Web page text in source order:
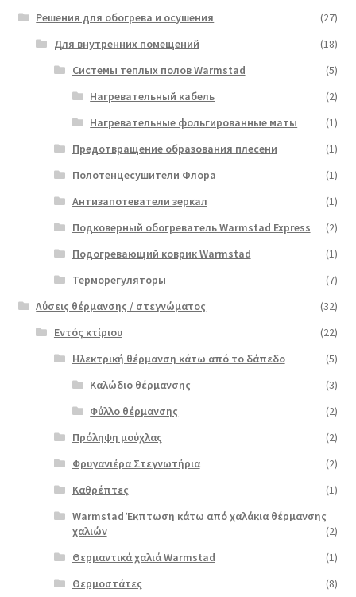
Решения для обогрева и осушения
(27)
Для внутренних помещений
(18)
Системы теплых полов Warmstad
(5)
Нагревательный кабель
(2)
Нагревательные фольгированные маты
(1)
Предотвращение образования плесени
(1)
Полотенцесушители Флора
(1)
Антизапотеватели зеркал
(1)
Подковерный обогреватель Warmstad Express
(2)
Подогревающий коврик Warmstad
(1)
Терморегуляторы
(7)
Λύσεις θέρμανσης / στεγνώματος
(32)
Εντός κτίριου
(22)
Ηλεκτρική θέρμανση κάτω από το δάπεδο
(5)
Καλώδιο θέρμανσης
(3)
Φύλλο θέρμανσης
(2)
Πρόληψη μούχλας
(2)
Φρυγανιέρα Στεγνωτήρια
(2)
Καθρέπτες
(1)
Warmstad Έκπτωση κάτω από χαλάκια θέρμανσης
χαλιών
(2)
Θερμαντικά χαλιά Warmstad
(1)
Θερμοστάτες
(8)